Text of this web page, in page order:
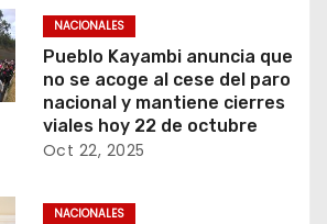
NACIONALES
Pueblo Kayambi anuncia que
no se acoge al cese del paro
nacional y mantiene cierres
viales hoy 22 de octubre
Oct 22, 2025
NACIONALES